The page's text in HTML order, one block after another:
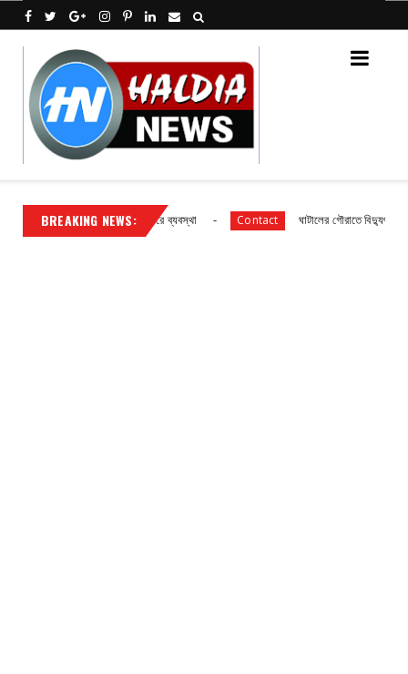
BREAKING NEWS:
বিদ্যালয় ছাত্র ছাত্রীদের আহারে ব্যবস্থা Contact ঘাটালের গৌরাতে বিদ্যুৎ গ্রাহকদের